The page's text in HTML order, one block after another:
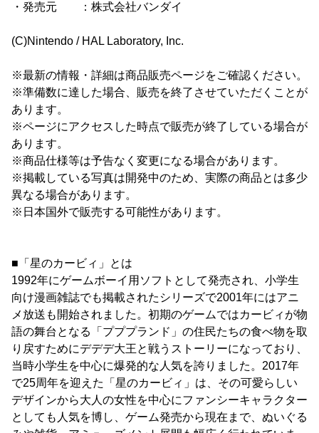
・発売元 ：株式会社バンダイ
(C)Nintendo / HAL Laboratory, Inc.
※最新の情報・詳細は商品販売ページをご確認ください。
※準備数に達した場合、販売を終了させていただくことが
あります。
※ページにアクセスした時点で販売が終了している場合が
あります。
※商品仕様等は予告なく変更になる場合があります。
※掲載している写真は開発中のため、実際の商品とは多少
異なる場合があります。
※日本国外で販売する可能性があります。
■「星のカービィ」とは
1992年にゲームボーイ用ソフトとして発売され、小学生
向け漫画雑誌でも掲載されたシリーズで2001年にはアニ
メ放送も開始されました。初期のゲームではカービィが物
語の舞台となる「プププランド」の住民たちの食べ物を取
り戻すためにデデデ大王と戦うストーリーになっており、
当時小学生を中心に爆発的な人気を誇りました。2017年
で25周年を迎えた「星のカービィ」は、その可愛らしい
デザインから大人の女性を中心にファンシーキャラクター
としても人気を博し、ゲーム発売から現在まで、ぬいぐる